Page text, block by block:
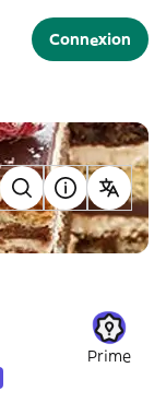
Connexion
Prime